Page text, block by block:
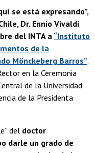
se está expresando”,
Dr. Ennio Vivaldi
del INTA a“Instituto
de la
Mönckeberg Barros”.
en la Ceremonia
de la Universidad
de la Presidenta
del doctor
darle un grado de